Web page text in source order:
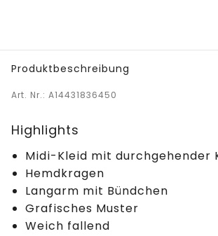
Produktbeschreibung
Art. Nr.: A14431836450
Highlights
Midi-Kleid mit durchgehender
Hemdkragen
Langarm mit Bündchen
Grafisches Muster
Weich fallend